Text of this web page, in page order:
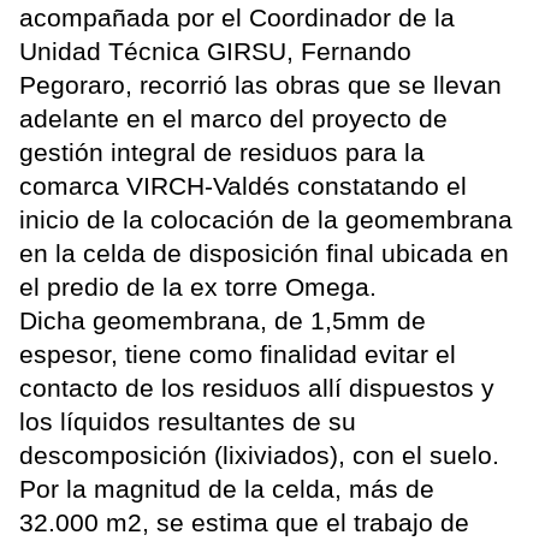
acompañada por el Coordinador de la
Unidad Técnica GIRSU, Fernando
Pegoraro, recorrió las obras que se llevan
adelante en el marco del proyecto de
gestión integral de residuos para la
comarca VIRCH-Valdés constatando el
inicio de la colocación de la geomembrana
en la celda de disposición final ubicada en
el predio de la ex torre Omega.
Dicha geomembrana, de 1,5mm de
espesor, tiene como finalidad evitar el
contacto de los residuos allí dispuestos y
los líquidos resultantes de su
descomposición (lixiviados), con el suelo.
Por la magnitud de la celda, más de
32.000 m2, se estima que el trabajo de